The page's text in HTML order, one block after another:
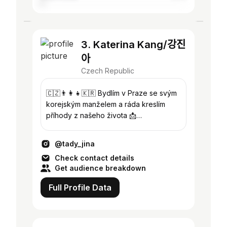
3. Katerina Kang/강진
아
Czech Republic
🇨🇿👨‍👩‍👧🇰🇷 Bydlím v Praze se svým
korejským manželem a ráda kreslím
příhody z našeho života 📩
@tady_jina
Check contact details
Get audience breakdown
Full Profile Data